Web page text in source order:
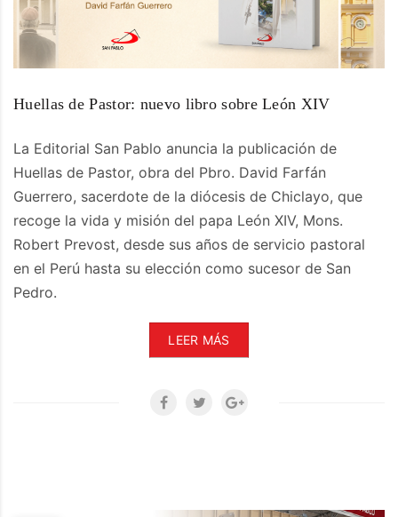
Huellas de Pastor: nuevo libro sobre León XIV
La Editorial San Pablo anuncia la publicación de
Huellas de Pastor, obra del Pbro. David Farfán
Guerrero, sacerdote de la diócesis de Chiclayo, que
recoge la vida y misión del papa León XIV, Mons.
Robert Prevost, desde sus años de servicio pastoral
en el Perú hasta su elección como sucesor de San
Pedro.
LEER MÁS